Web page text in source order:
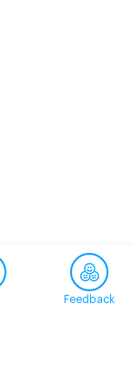
Feedback